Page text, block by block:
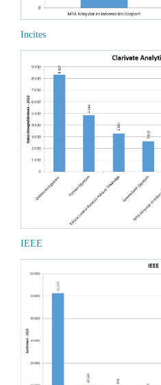
Incites
IEEE